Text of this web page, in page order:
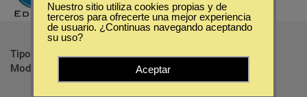
Tipo:
Oposiciones
Modalidad:
Nuestro sitio utiliza cookies propias y de
terceros para ofrecerte una mejor experiencia
de usuario. ¿Continuas navegando aceptando
su uso?
Aceptar